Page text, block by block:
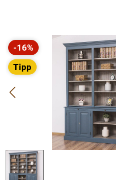
Bildergalerie überspringen
-16%
Rabatt
Tipp